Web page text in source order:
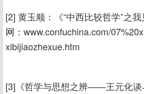
[2] 黄玉顺：《“中西比较哲学”之
网：www.confuchina.com/
xibijiaozhexue.htm
[3]《哲学与思想之辨——王元化谈